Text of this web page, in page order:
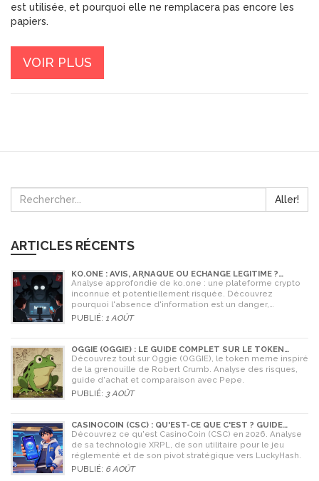
est utilisée, et pourquoi elle ne remplacera pas encore les
papiers.
VOIR PLUS
Aller!
ARTICLES RÉCENTS
KO.ONE : AVIS, ARNAQUE OU ÉCHANGE LÉGITIME ?
ANALYSE COMPLÈTE
Analyse approfondie de ko.one : une plateforme crypto
inconnue et potentiellement risquée. Découvrez
pourquoi l'absence d'information est un danger,
comparez avec Coinone et apprenez à vérifier la sécurité
PUBLIÉ: 1 AOÛT
OGGIE (OGGIE) : LE GUIDE COMPLET SUR LE TOKEN
MEME DE LA GRENOUILLE
Découvrez tout sur Oggie (OGGIE), le token meme inspiré
de la grenouille de Robert Crumb. Analyse des risques,
guide d'achat et comparaison avec Pepe.
PUBLIÉ: 3 AOÛT
CASINOCOIN (CSC) : QU'EST-CE QUE C'EST ? GUIDE
COMPLET, TOKENOMICS ET AVENIR EN 2026
Découvrez ce qu'est CasinoCoin (CSC) en 2026. Analyse
de sa technologie XRPL, de son utilitaire pour le jeu
réglementé et de son pivot stratégique vers LuckyHash.
PUBLIÉ: 6 AOÛT